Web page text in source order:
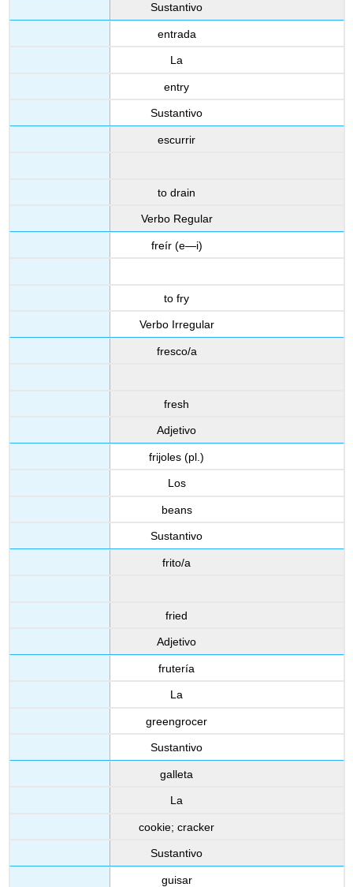
Sustantivo
entrada
La
entry
Sustantivo
escurrir
to drain
Verbo Regular
freír (e—i)
to fry
Verbo Irregular
fresco/a
fresh
Adjetivo
frijoles (pl.)
Los
beans
Sustantivo
frito/a
fried
Adjetivo
frutería
La
greengrocer
Sustantivo
galleta
La
cookie; cracker
Sustantivo
guisar